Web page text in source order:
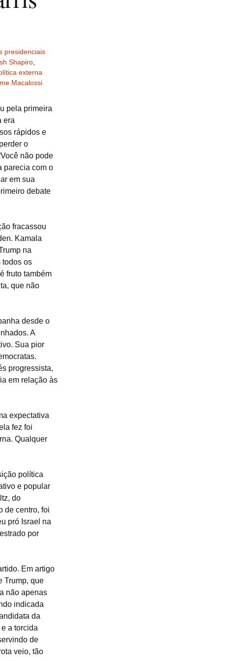
presidenciais
Shapiro
externa
Macalossi
pela primeira
era
rápidos e
o
não pode
parecia com o
em sua
debate
fracassou
Kamala
na
todos os
fruto também
que não
desde o
A
Sua pior
progressista,
em relação às
expectativa
fez foi
Qualquer
política
e popular
do
de centro, foi
pró Israel na
por
Em artigo
Trump, que
não apenas
indicada
da
a torcida
de
veio, tão